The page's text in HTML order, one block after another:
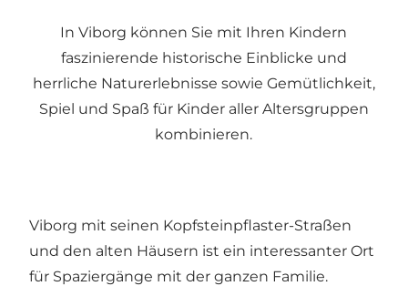
In Viborg können Sie mit Ihren Kindern
faszinierende historische Einblicke und
herrliche Naturerlebnisse sowie Gemütlichkeit,
Spiel und Spaß für Kinder aller Altersgruppen
kombinieren.
Viborg mit seinen Kopfsteinpflaster-Straßen
und den alten Häusern ist ein interessanter Ort
für Spaziergänge mit der ganzen Familie.